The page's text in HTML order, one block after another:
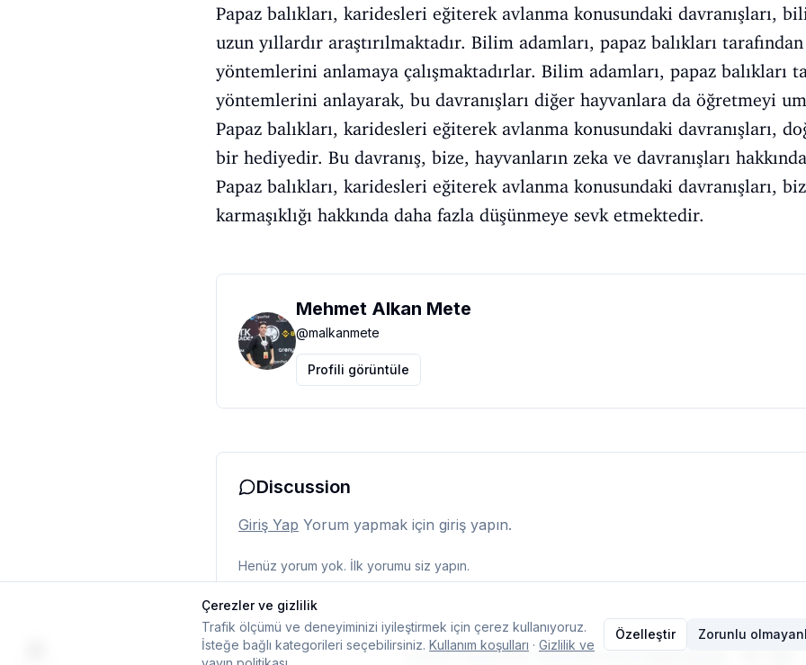
Papaz balıkları, karidesleri eğiterek avlanma konusundaki davranışları,
uzun yıllardır araştırılmaktadır. Bilim adamları, papaz balıkları
yöntemlerini anlamaya çalışmaktadırlar. Bilim adamları, papaz balıkları
yöntemlerini anlayarak, bu davranışları diğer hayvanlara da öğretmeyi
Papaz balıkları, karidesleri eğiterek avlanma konusundaki davranışları,
bir hediyedir. Bu davranış, bize, hayvanların zeka ve davranışları
Papaz balıkları, karidesleri eğiterek avlanma konusundaki davranışları,
karmaşıklığı hakkında daha fazla düşünmeye sevk etmektedir.
Mehmet Alkan Mete
@malkanmete
Profili görüntüle
Discussion
Giriş Yap Yorum yapmak için giriş yapın.
Henüz yorum yok. İlk yorumu siz yapın.
© 2026 Typelish·Ana Sayfa·Ekip
Çerezler ve gizlilik
Trafik ölçümü ve deneyiminizi iyileştirmek için çerez kullanıyoruz.
İsteğe bağlı kategorileri seçebilirsiniz. Kullanım koşulları · Gizlilik ve
Özelleştir Zorunlu